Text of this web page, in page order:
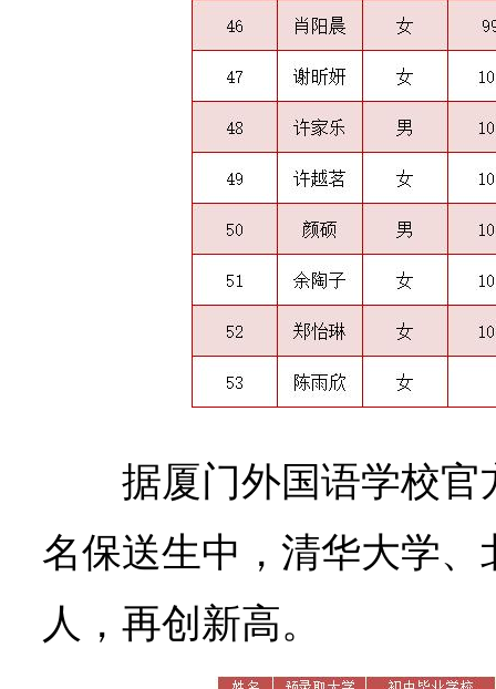
据厦门外国语学校官
名保送生中，清华大学、
人，再创新高。